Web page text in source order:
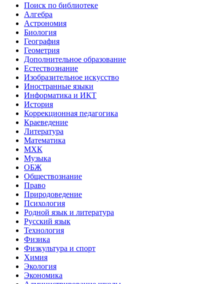
Поиск по библиотеке
Алгебра
Астрономия
Биология
География
Геометрия
Дополнительное образование
Естествознание
Изобразительное искусство
Иностранные языки
Информатика и ИКТ
История
Коррекционная педагогика
Краеведение
Литература
Математика
МХК
Музыка
ОБЖ
Обществознание
Право
Природоведение
Психология
Родной язык и литература
Русский язык
Технология
Физика
Физкультура и спорт
Химия
Экология
Экономика